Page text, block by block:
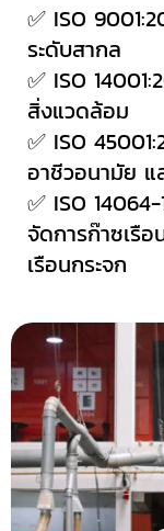
✅ ISO
ระดับสากล
✅ ISO
สิ่งแวดล้อม
✅ ISO
อาชีวอนามัย
✅ ISO
จัดการก๊าซเรื
เรือนกระจก